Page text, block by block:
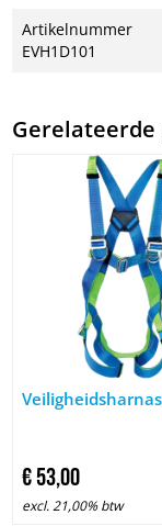
Artikelnummer
EVH1D101
Afbeelding
€53,00
excl. 21,00% btw